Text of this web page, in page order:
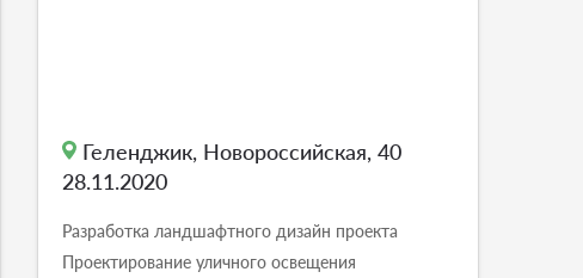
Геленджик, Новороссийская, 40
28.11.2020
Разработка ландшафтного дизайн проекта
Проектирование уличного освещения